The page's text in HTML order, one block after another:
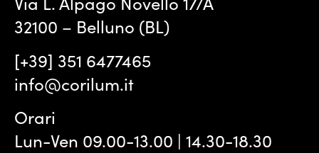
32100 – Belluno (BL)
[+39] 351 6477465
info@corilum.it
Orari
Lun-Ven 09.00-13.00 | 14.30-18.30